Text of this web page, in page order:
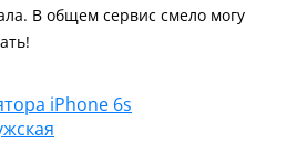
В общем сервис смело могу
iPhone 6s